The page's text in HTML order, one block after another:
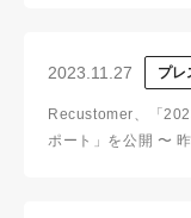
2023.11.27 プレ
Recustomer、「
ポート」を公開 〜